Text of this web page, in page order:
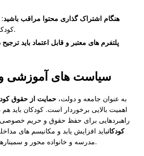
هنگام اشتراک گذاری محتوا مراقب باشید
کودکان در نظر گرفته شود و اهمیت این محدودیت ها توضیح داده شود.
پلتفرم های معتبر و قابل اعتماد باید
سیاست های آموزشی و
به عنوان جامعه و دولت، حمایت از حقوق
اهمیت بالایی برخوردار است. کودکان باید
راهبردهایی برای حفظ حقوق و حریم خصوصی
کودکانباید افزایش یابد و مکانیسم های
مدرسه و خانواده محور و سمینارهای آگاهی بخشی برگزار شود و کودکان تشویق شوند تا آگاهانه عمل کنند.